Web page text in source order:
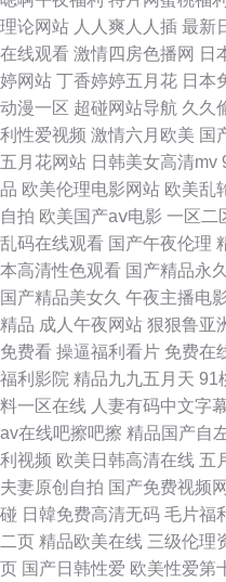
线国产片 亚洲福利成人自拍啪啪
凡人修仙动漫在线观看 蜜祧视频
区二区 欧日韩乱伦 欧美丝袜 91
本9 91prom最新入口 少妇后入内
传媒影视 91黄色废料 无码一区
日本成人免费福利一区 www日日
利视频在线 午夜网二区三区 国产
AVtt天堂网不好 97超碰成人在线
页 日韩蜜桃一区 日韩3级电影 成
男人天堂激情AV黑丝 91社日本
91porn九色 无码伦理聚合 国产女
理论网站 人人爽人人插 最新
在线观看 激情四房色播网 日
婷网站 丁香婷婷五月花 日本
动漫一区 超碰网站导航 久久
利性爱视频 激情六月欧美 国
五月花网站 日韩美女高清mv
品 欧美伦理电影网站 欧美乱
自拍 欧美国产aⅴ电影 一区二
乱码在线观看 国产午夜伦理
本高清性色观看 国产精品永
国产精品美女久 午夜主播电
精品 成人午夜网站 狠狠鲁亚
免费看 操逼福利看片 免费在
福利影院 精品九九五月天 91
料一区在线 人妻有码中文字
av在线吧擦吧擦 精品国产自
利视频 欧美日韩高清在线 五
夫妻原创自拍 国产免费视频
碰 日韓免费高清无码 毛片福
二页 精品欧美在线 三级伦理
页 国产日韩性爱 欧美性爱第